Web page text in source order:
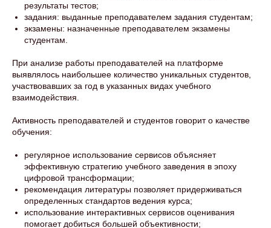
результаты тестов;
задания: выданные преподавателем задания студентам;
экзамены: назначенные преподавателем экзамены
студентам.
При анализе работы преподавателей на платформе
выявлялось наибольшее количество уникальных студентов,
участвовавших за год в указанных видах учебного
взаимодействия.
Активность преподавателей и студентов говорит о качестве
обучения:
регулярное использование сервисов объясняет
эффективную стратегию учебного заведения в эпоху
цифровой трансформации;
рекомендация литературы позволяет придерживаться
определенных стандартов ведения курса;
использование интерактивных сервисов оценивания
помогает добиться большей объективности;